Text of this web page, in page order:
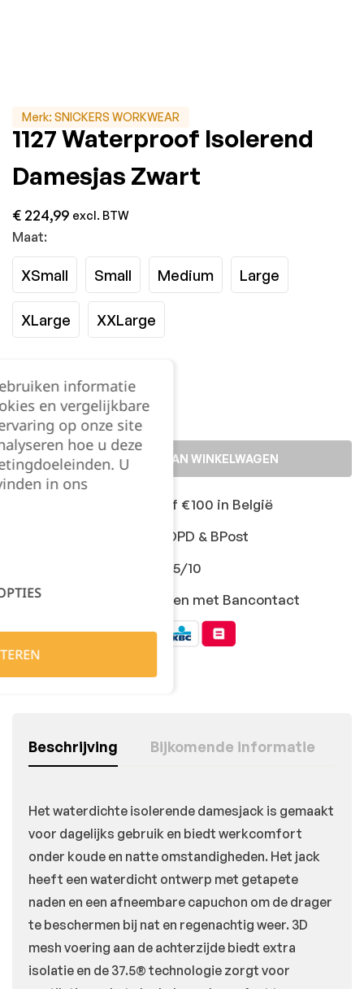
Merk: SNICKERS WORKWEAR
1127 Waterproof Isolerend
Damesjas Zwart
€ 224,99 excl. BTW
Maat:
XSmall Small Medium Large
XLarge XXLarge
TOEVOEGEN AAN WINKELWAGEN
Gratis levering vanaf €100 in België
Snelle levering met DPD & BPost
Klanten geven ons 9,5/10
Veilig online afrekenen met Bancontact
Beschrijving Bijkomende informatie
Het waterdichte isolerende damesjack is gemaakt
voor dagelijks gebruik en biedt werkcomfort
onder koude en natte omstandigheden. Het jack
heeft een waterdicht ontwerp met getapete
naden en een afneembare capuchon om de drager
te beschermen bij nat en regenachtig weer. 3D
mesh voering aan de achterzijde biedt extra
isolatie en de 37.5® technologie zorgt voor
informatie
en vergelijkbare
op onze site
hoe u deze
U
in ons